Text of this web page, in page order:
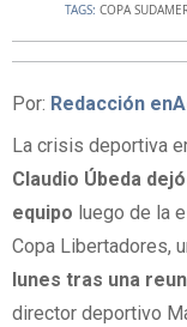
TAGS: COPA
Por: Redacción
La crisis deportiva
Claudio Úbeda
equipo luego de la
Copa Libertadores,
lunes tras una
director deportivo